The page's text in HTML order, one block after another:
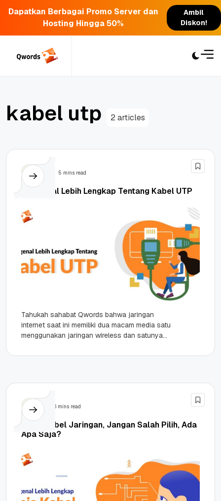
Dapatkan Berbagai Promo Server dan
Hosting Hingga 50%
Ambil
Diskon!
kabel utp 2 articles
Berita 5 mins read
Mengenal Lebih Lengkap Tentang Kabel UTP
Tahukah sahabat Qwords bahwa jaringan
internet saat ini memiliki dua macam media satu
menggunakan jaringan wireless dan satunya
berkembangnya teknologi penggunaan...
6 mins read
Jenis Kabel Jaringan, Jangan Salah Pilih, Ada
Apa Saja?